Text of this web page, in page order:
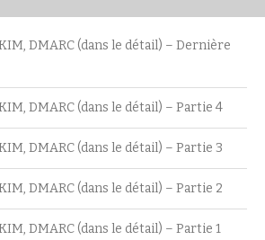
DMARC (dans le détail) – Dernière
DMARC (dans le détail) – Partie 4
DMARC (dans le détail) – Partie 3
DMARC (dans le détail) – Partie 2
DMARC (dans le détail) – Partie 1